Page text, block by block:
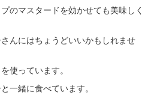
のマスタードを効かせても美味しく
んにはちょうどいいかもしれませ
使っています。
一緒に食べています。